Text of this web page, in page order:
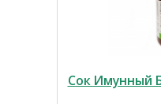
Сок Имунный